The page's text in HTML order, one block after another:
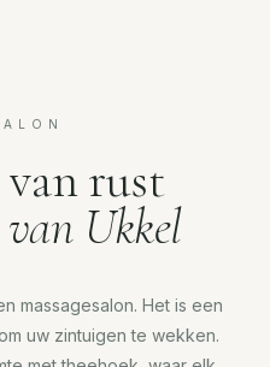
rust
Ukkel
massagesalon. Het is een
uw zintuigen te wekken.